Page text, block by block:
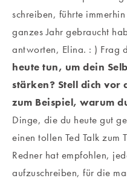
schreiben, führte
ganzes Jahr gebraucht
antworten, Elina. : ) Frag
heute tun, um dein
stärken? Stell dich vor
zum Beispiel, warum
Dinge, die du heute gut
einen tollen Ted Talk zum
Redner hat empfohlen,
aufzuschreiben, für die